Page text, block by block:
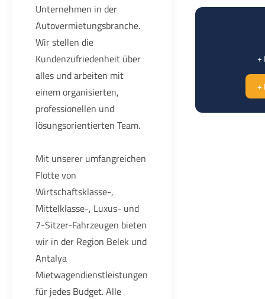
Unternehmen in der
Autovermietungsbranche.
Wir stellen die
Kundenzufriedenheit über
alles und arbeiten mit
einem organisierten,
professionellen und
lösungsorientierten Team.
Mit unserer umfangreichen
Flotte von
Wirtschaftsklasse-,
Mittelklasse-, Luxus- und
7-Sitzer-Fahrzeugen bieten
wir in der Region Belek und
Antalya
Mietwagendienstleistungen
für jedes Budget. Alle
+
+